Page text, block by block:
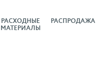
РАСХОДНЫЕ
МАТЕРИАЛЫ
РАСПРОДАЖА